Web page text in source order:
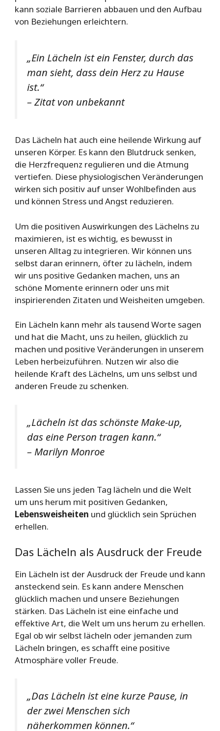
kann soziale Barrieren abbauen und den Aufbau
von Beziehungen erleichtern.
„Ein Lächeln ist ein Fenster, durch das
man sieht, dass dein Herz zu Hause
ist.“
– Zitat von unbekannt
Das Lächeln hat auch eine heilende Wirkung auf
unseren Körper. Es kann den Blutdruck senken,
die Herzfrequenz regulieren und die Atmung
vertiefen. Diese physiologischen Veränderungen
wirken sich positiv auf unser Wohlbefinden aus
und können Stress und Angst reduzieren.
Um die positiven Auswirkungen des Lächelns zu
maximieren, ist es wichtig, es bewusst in
unseren Alltag zu integrieren. Wir können uns
selbst daran erinnern, öfter zu lächeln, indem
wir uns positive Gedanken machen, uns an
schöne Momente erinnern oder uns mit
inspirierenden Zitaten und Weisheiten umgeben.
Ein Lächeln kann mehr als tausend Worte sagen
und hat die Macht, uns zu heilen, glücklich zu
machen und positive Veränderungen in unserem
Leben herbeizuführen. Nutzen wir also die
heilende Kraft des Lächelns, um uns selbst und
anderen Freude zu schenken.
„Lächeln ist das schönste Make-up,
das eine Person tragen kann.“
– Marilyn Monroe
Lassen Sie uns jeden Tag lächeln und die Welt
um uns herum mit positiven Gedanken,
Lebensweisheiten und glücklich sein Sprüchen
erhellen.
Das Lächeln als Ausdruck der Freude
Ein Lächeln ist der Ausdruck der Freude und kann
ansteckend sein. Es kann andere Menschen
glücklich machen und unsere Beziehungen
stärken. Das Lächeln ist eine einfache und
effektive Art, die Welt um uns herum zu erhellen.
Egal ob wir selbst lächeln oder jemanden zum
Lächeln bringen, es schafft eine positive
Atmosphäre voller Freude.
„Das Lächeln ist eine kurze Pause, in
der zwei Menschen sich
näherkommen können.“